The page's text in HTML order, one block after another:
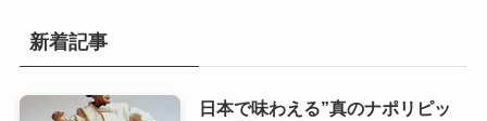
新着記事
日本で味わえる”真のナポリピッ